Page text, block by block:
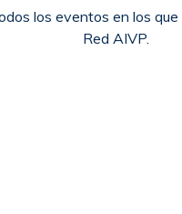
los eventos en los
Red AIVP.